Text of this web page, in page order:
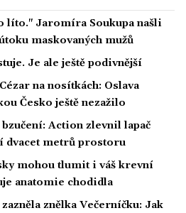
líto." Jaromíra Soukupa našli
maskovaných mužů
Je ale ještě podivnější
na nosítkách: Oslava
Česko ještě nezažilo
Action zlevnil lapač
dvacet metrů prostoru
mohou tlumit i váš krevní
anatomie chodidla
znělka Večerníčku: Jak